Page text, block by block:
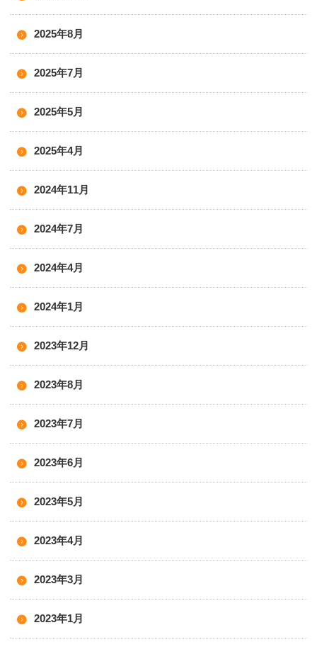
2025年8月
2025年7月
2025年5月
2025年4月
2024年11月
2024年7月
2024年4月
2024年1月
2023年12月
2023年8月
2023年7月
2023年6月
2023年5月
2023年4月
2023年3月
2023年1月